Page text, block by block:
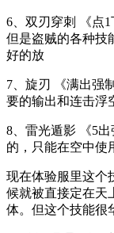
6、双刃穿刺 《点
但是盗贼的各种技
好的放
7、旋刃 《满出强
要的输出和连击浮
8、雷光遁影 《5
的，只能在空中使
现在体验服里这个
候就被直接定在天
体。但这个技能很